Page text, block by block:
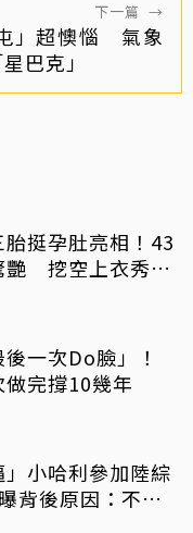
下一篇 →
」超懊惱 氣象
巴克」
挺孕肚亮相！43
艷 挖空上衣秀孕
一次Do臉」！
完撐10幾年
小哈利參加陸綜
背後原因：不希